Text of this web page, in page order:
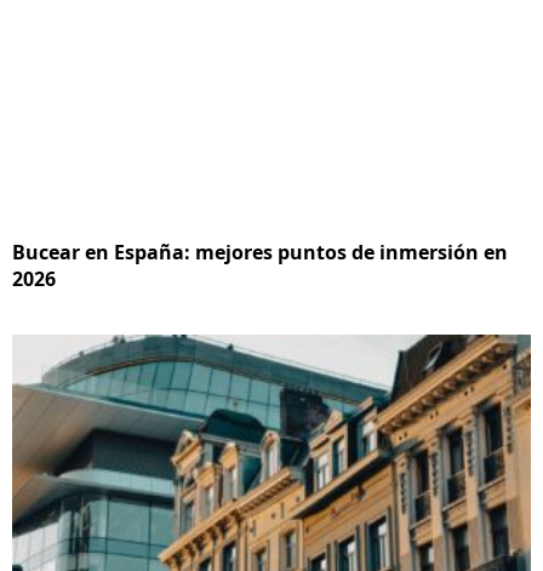
Bucear en España: mejores puntos de inmersión en
2026